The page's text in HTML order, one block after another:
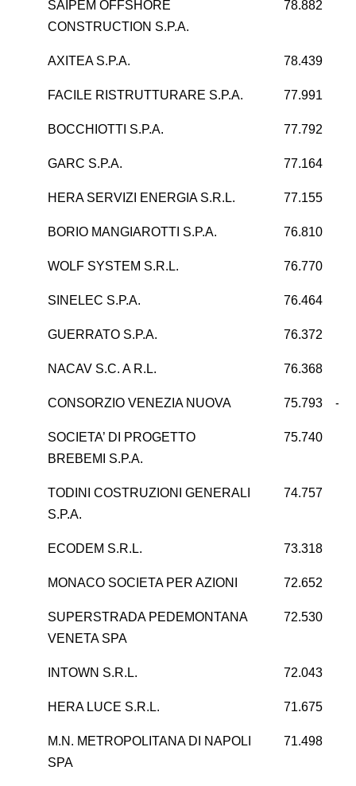
SAIPEM OFFSHORE
CONSTRUCTION S.P.A.
78.882
AXITEA S.P.A. 78.439
FACILE RISTRUTTURARE S.P.A. 77.991
BOCCHIOTTI S.P.A. 77.792
GARC S.P.A. 77.164
HERA SERVIZI ENERGIA S.R.L. 77.155
BORIO MANGIAROTTI S.P.A. 76.810
WOLF SYSTEM S.R.L. 76.770
SINELEC S.P.A. 76.464
GUERRATO S.P.A. 76.372
NACAV S.C. A R.L. 76.368
CONSORZIO VENEZIA NUOVA 75.793 -
SOCIETA’ DI PROGETTO
BREBEMI S.P.A.
75.740
TODINI COSTRUZIONI GENERALI
S.P.A.
74.757
ECODEM S.R.L. 73.318
MONACO SOCIETA PER AZIONI 72.652
SUPERSTRADA PEDEMONTANA
VENETA SPA
72.530
INTOWN S.R.L. 72.043
HERA LUCE S.R.L. 71.675
M.N. METROPOLITANA DI NAPOLI
SPA
71.498